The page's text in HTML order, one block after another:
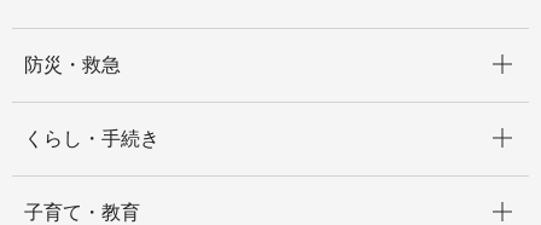
防災・救急
くらし・手続き
子育て・教育